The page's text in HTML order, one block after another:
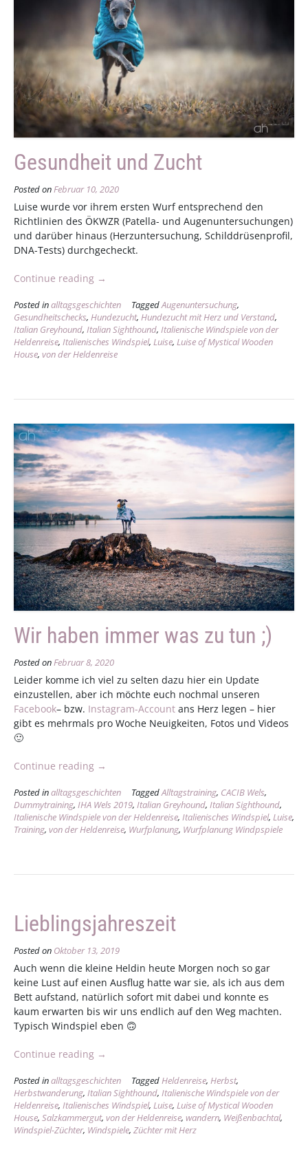
Gesundheit und Zucht
Posted onFebruar 10, 2020
Luise wurde vor ihrem ersten Wurf entsprechend den
Richtlinien des ÖKWZR (Patella- und Augenuntersuchungen)
und darüber hinaus (Herzuntersuchung, Schilddrüsenprofil,
DNA-Tests) durchgecheckt.
Continue reading „Gesundheit
Zucht“
→
Posted inalltagsgeschichten TaggedAugenuntersuchung,
Gesundheitschecks, Hundezucht, Hundezucht mit Herz und Verstand,
Italian Greyhound, Italian Sighthound, Italienische Windspiele von der
Heldenreise, Italienisches Windspiel, Luise, Luise of Mystical Wooden
House, von der Heldenreise
Wir haben immer was zu tun ;)
Posted onFebruar 8, 2020
Leider komme ich viel zu selten dazu hier ein Update
einzustellen, aber ich möchte euch nochmal unseren
Facebook– bzw. Instagram-Account ans Herz legen – hier
gibt es mehrmals pro Woche Neuigkeiten, Fotos und Videos
🙂
Continue reading „Wir
immer
was
zu
tun
→
Posted inalltagsgeschichten TaggedAlltagstraining, CACIB Wels,
Dummytraining, IHA Wels 2019, Italian Greyhound, Italian Sighthound,
Italienische Windspiele von der Heldenreise, Italienisches Windspiel, Luise,
Training, von der Heldenreise, Wurfplanung, Wurfplanung Windpspiele
Lieblingsjahreszeit
Posted on Oktober 13, 2019
Auch wenn die kleine Heldin heute Morgen noch so gar
keine Lust auf einen Ausflug hatte war sie, als ich aus dem
Bett aufstand, natürlich sofort mit dabei und konnte es
kaum erwarten bis wir uns endlich auf den Weg machten.
Typisch Windspiel eben 🙃
Continue reading „Lieblingsjahreszeit“
→
Posted inalltagsgeschichten TaggedHeldenreise, Herbst,
Herbstwanderung, Italian Sighthound, Italienische Windspiele von der
Heldenreise, Italienisches Windspiel, Luise, Luise of Mystical Wooden
House, Salzkammergut, von der Heldenreise, wandern, Weißenbachtal,
Windspiel-Züchter, Windspiele, Züchter mit Herz